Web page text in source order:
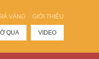
VÀNG GIỚI THIỆU
QUA VIDEO